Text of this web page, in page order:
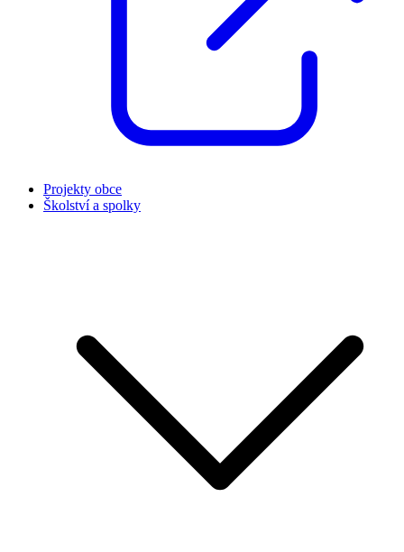
Projekty obce
Školství a spolky